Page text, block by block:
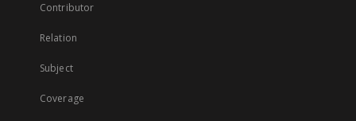
Contributor
Relation
Subject
Coverage